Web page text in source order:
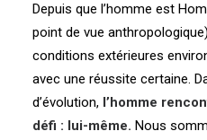
Depuis que l’homme est
point de vue
conditions extérieures
avec une réussite certaine.
d’évolution, l’homme
défi : lui-même. Nous